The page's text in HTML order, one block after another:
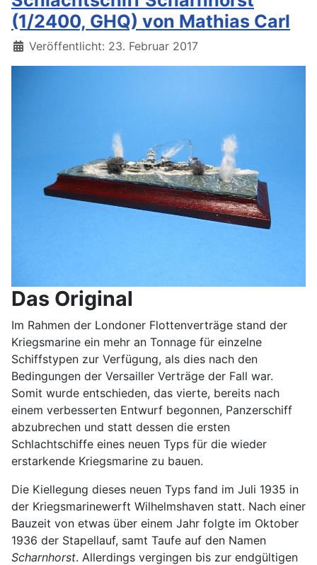
(1/2400, GHQ) von Mathias Carl
Details
Veröffentlicht: 23. Februar 2017
Das Original
Im Rahmen der Londoner Flottenverträge stand der
Kriegsmarine ein mehr an Tonnage für einzelne
Schiffstypen zur Verfügung, als dies nach den
Bedingungen der Versailler Verträge der Fall war.
Somit wurde entschieden, das vierte, bereits nach
einem verbesserten Entwurf begonnen, Panzerschiff
abzubrechen und statt dessen die ersten
Schlachtschiffe eines neuen Typs für die wieder
erstarkende Kriegsmarine zu bauen.
Die Kiellegung dieses neuen Typs fand im Juli 1935 in
der Kriegsmarinewerft Wilhelmshaven statt. Nach einer
Bauzeit von etwas über einem Jahr folgte im Oktober
1936 der Stapellauf, samt Taufe auf den Namen
Scharnhorst. Allerdings vergingen bis zur endgültigen